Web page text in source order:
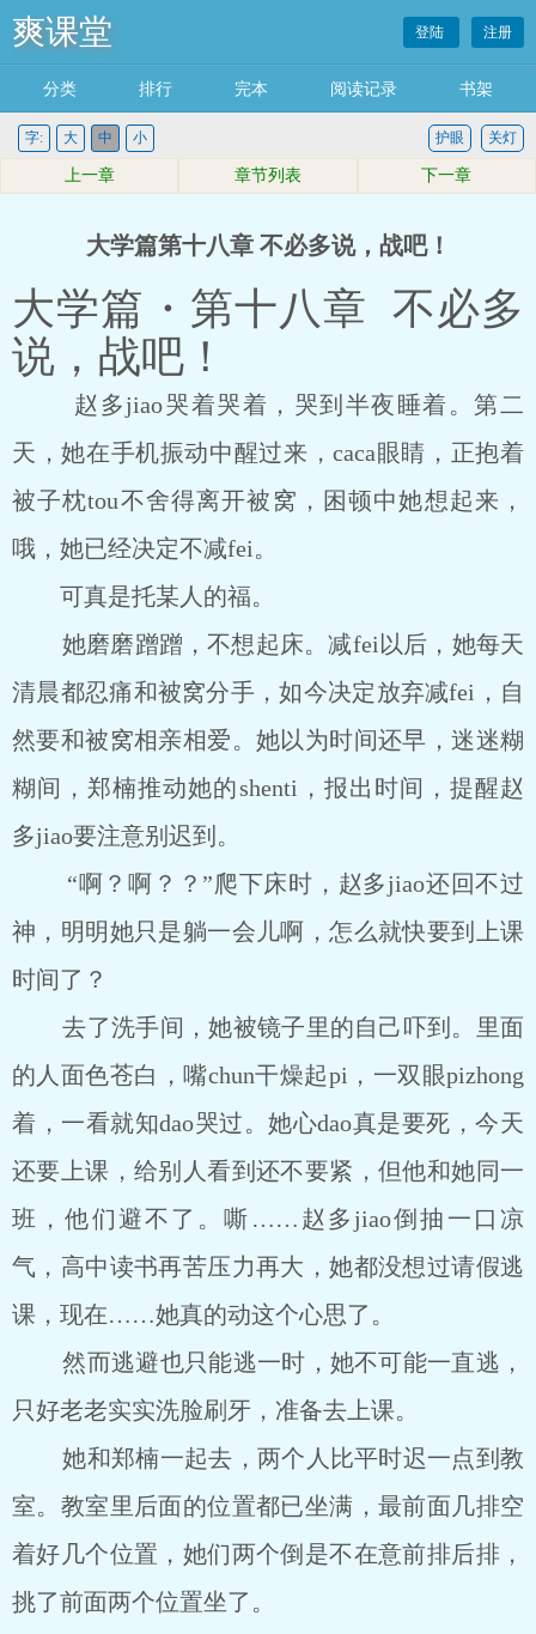
爽课堂 登陆 注册
分类 排行 完本 阅读记录 书架
字: 大 中 小 关灯
护眼
上一章 章节列表 下一章
大学篇第十八章 不必多说，战吧！
大学篇・第十八章 不必多
说，战吧！
赵多jiao哭着哭着，哭到半夜睡着。第二
天，她在手机振动中醒过来，caca眼睛，正抱着
被子枕tou不舍得离开被窝，困顿中她想起来，
哦，她已经决定不减fei。
可真是托某人的福。
她磨磨蹭蹭，不想起床。减fei以后，她每天
清晨都忍痛和被窝分手，如今决定放弃减fei，自
然要和被窝相亲相爱。她以为时间还早，迷迷糊
糊间，郑楠推动她的shenti，报出时间，提醒赵
多jiao要注意别迟到。
“啊？啊？？”爬下床时，赵多jiao还回不过
神，明明她只是躺一会儿啊，怎么就快要到上课
时间了？
去了洗手间，她被镜子里的自己吓到。里面
的人面色苍白，嘴chun干燥起pi，一双眼pizhong
着，一看就知dao哭过。她心dao真是要死，今天
还要上课，给别人看到还不要紧，但他和她同一
班，他们避不了。嘶……赵多jiao倒抽一口凉
气，高中读书再苦压力再大，她都没想过请假逃
课，现在……她真的动这个心思了。
然而逃避也只能逃一时，她不可能一直逃，
只好老老实实洗脸刷牙，准备去上课。
她和郑楠一起去，两个人比平时迟一点到教
室。教室里后面的位置都已坐满，最前面几排空
着好几个位置，她们两个倒是不在意前排后排，
挑了前面两个位置坐了。